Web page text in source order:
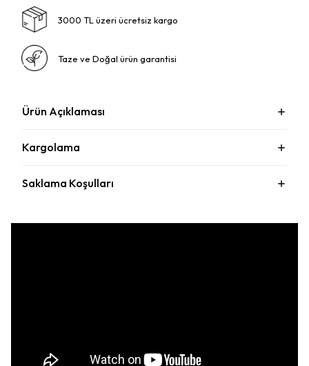
3000 TL üzeri ücretsiz kargo
Taze ve Doğal ürün garantisi
Ürün Açıklaması
Kargolama
Saklama Koşulları